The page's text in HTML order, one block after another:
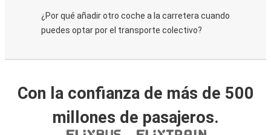
¿Por qué añadir otro coche a la carretera cuando
puedes optar por el transporte colectivo?
Con la confianza de más de 500
millones de pasajeros.